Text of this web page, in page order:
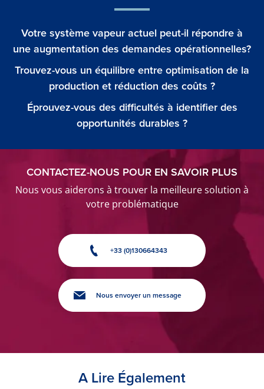
Votre système vapeur actuel peut-il répondre à
une augmentation des demandes opérationnelles?
Trouvez-vous un équilibre entre optimisation de la
production et réduction des coûts ?
Éprouvez-vous des difficultés à identifier des
opportunités durables ?
CONTACTEZ-NOUS POUR EN SAVOIR PLUS
Nous vous aiderons à trouver la meilleure solution à
votre problématique
+33 (0)130664343
Nous envoyer un message
A Lire Également